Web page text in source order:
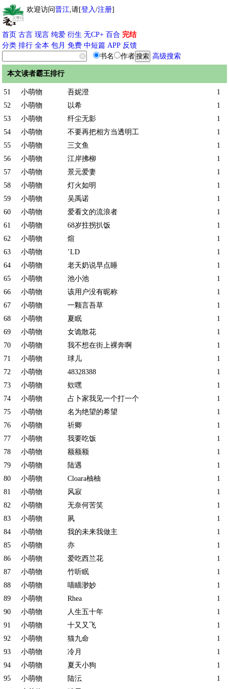
欢迎访问晋江,请[登入/注册]
首页 古言 现言 纯爱 衍生 无CP+ 百合 完结
分类 排行 全本 包月 免费 中短篇 APP 反馈
书名
作者 高级搜索
本文读者霸王排行
51 小萌物 吾妮澄
1
52
小萌物 以希
1
53
小萌物 纤尘无影
1
54
小萌物 不要再把相方当透明工
1
55
小萌物 三文鱼
1
56
小萌物 江岸拂柳
1
57
小萌物 景元爱妻
1
58
小萌物 灯火如明
1
59
小萌物 吴禹诺
1
60
小萌物 爱看文的流浪者
1
61
小萌物 68岁拄拐扒饭
1
62
小萌物 煊
1
63
小萌物 ’LD
1
64
小萌物 老天奶说早点睡
1
65
小萌物 池小池
1
66
小萌物 该用户没有昵称
1
67
小萌物 一颗言吾草
1
68
小萌物 夏眠
1
69
小萌物 女诡散花
1
70
小萌物 我不想在街上裸奔啊
1
71
小萌物 球儿
1
72
小萌物 48328388
1
73
小萌物 欸嘿
1
74
小萌物 占卜家我见一个打一个
1
75
小萌物 名为绝望的希望
1
76
小萌物 祈卿
1
77
小萌物 我要吃饭
1
78
小萌物 额额额
1
79
小萌物 陆遇
1
80
小萌物 Cloara柚柚
1
81
小萌物 风寂
1
82
小萌物 无奈何苦笑
1
83
小萌物 夙
1
84
小萌物 我的未来我做主
1
85
小萌物 亦
1
86
小萌物 爱吃西兰花
1
87
小萌物 竹听眠
1
88
小萌物 喵瞄渺妙
1
89
小萌物 Rhea
1
90
小萌物 人生五十年
1
91
小萌物 十又又飞
1
92
小萌物 猫九命
1
93
小萌物 冷月
1
94
小萌物 夏天小狗
1
95
小萌物 陆沄
1